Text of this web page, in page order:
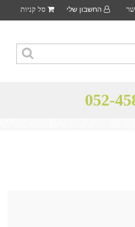
החשבון שלי סל קניות
052-